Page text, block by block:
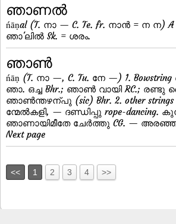
ഞാണല്‍
ńāṇal (T. നാ — C. Te. fr. നാന്‍ = ന ന) A
ഞാ'ലില്‍ Sk. = ശരം.
ഞാണ്‍
ńāṇ (T. നാ —, C. Tu. നേ —) 1.
ഞാ. ഒച്ച Bhr.; ഞാണ്‍ വായി RC.;
ഞാണ്‍ന്തഴന്പു (sic) Bhr. 2. other
ന്മേല്‍കളി, — ദണ്ഡിപ്പു rope-dancing.
ഞാണായിമീതേ ചേര്‍ത്തു CG. —
Next page
<< 1 2 3 4 >>